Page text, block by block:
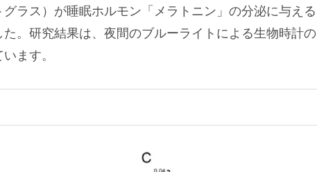
ラス）が睡眠ホルモン「メラトニン」の分泌に与える
。研究結果は、夜間のブルーライトによる生物時計の
ます。